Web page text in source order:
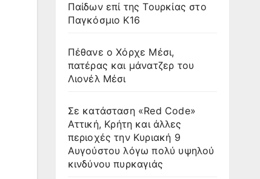
Παίδων επί της Τουρκίας στο
Παγκόσμιο Κ16
Πέθανε ο Χόρχε Μέσι,
πατέρας και μάνατζερ του
Λιονέλ Μέσι
Σε κατάσταση «Red Code»
Αττική, Κρήτη και άλλες
περιοχές την Κυριακή 9
Αυγούστου λόγω πολύ υψηλού
κινδύνου πυρκαγιάς